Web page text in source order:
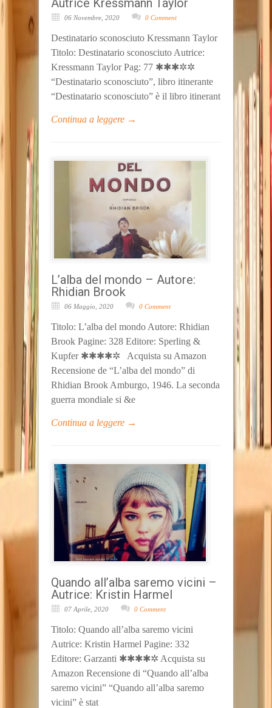
Autrice Kressmann Taylor
06 Novembre, 2020 0 Comment
Destinatario sconosciuto Kressmann Taylor
Titolo: Destinatario sconosciuto Autrice:
Kressmann Taylor Pag: 77 ✱✱✱✲✲
“Destinatario sconosciuto”, libro itinerante
“Destinatario sconosciuto” è il libro itinerant
Continua a leggere →
L’alba del mondo – Autore:
Rhidian Brook
06 Maggio, 2020 0 Comment
Titolo: L’alba del mondo Autore: Rhidian
Brook Pagine: 328 Editore: Sperling &
Kupfer ✱✱✱✱✲ Acquista su Amazon
Recensione de “L’alba del mondo” di
Rhidian Brook Amburgo, 1946. La seconda
guerra mondiale si &e
Continua a leggere →
Quando all’alba saremo vicini –
Autrice: Kristin Harmel
07 Aprile, 2020 0 Comment
Titolo: Quando all’alba saremo vicini
Autrice: Kristin Harmel Pagine: 332
Editore: Garzanti ✱✱✱✱✲ Acquista su
Amazon Recensione di “Quando all’alba
saremo vicini” “Quando all’alba saremo
vicini” è stat